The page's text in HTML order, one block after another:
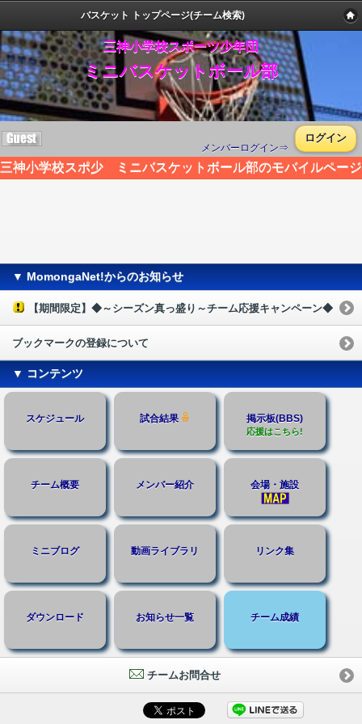
バスケット トップページ(チーム検索)
三神小学校スポーツ少年団
ミニバスケットボール部
メンバーログイン⇒
ログイン
三神小学校スポ少 ミニバスケットボール部のモバイルペー
▼ MomongaNet!からのお知らせ
【期間限定】◆～シーズン真っ盛り～チーム応援キャンペーン◆
ブックマークの登録について
▼ コンテンツ
スケジュール 試合結果 掲示板(BBS)
応援はこちら!
チーム概要 メンバー紹介 会場・施設
ミニブログ 動画ライブラリ リンク集
ダウンロード お知らせ一覧 チーム成績
チームお問合せ